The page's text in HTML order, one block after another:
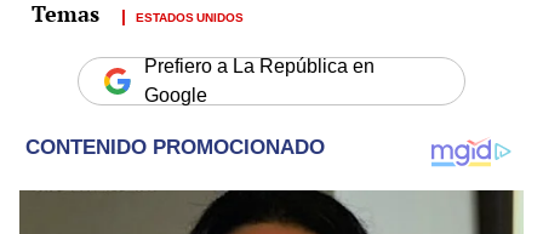
ESTADOS UNIDOS
Prefiero a La República en
Google